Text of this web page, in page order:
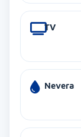
TV
Nevera